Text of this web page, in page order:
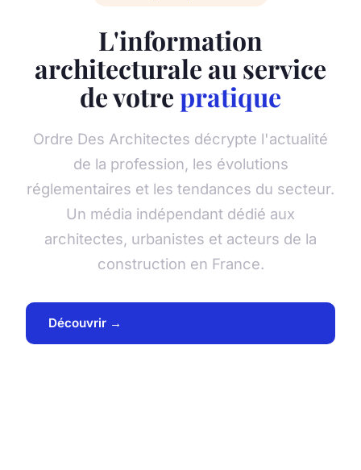
L'information
architecturale au service
de votrepratique
Ordre Des Architectes décrypte l'actualité
de la profession, les évolutions
réglementaires et les tendances du secteur.
Un média indépendant dédié aux
architectes, urbanistes et acteurs de la
construction en France.
Découvrir →